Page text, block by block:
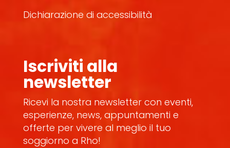
Dichiarazione di accessibilità
Iscriviti alla
newsletter
Ricevi la nostra newsletter con eventi,
esperienze, news, appuntamenti e
offerte per vivere al meglio il tuo
soggiorno a Rho!